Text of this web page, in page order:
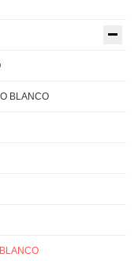
BLANCO